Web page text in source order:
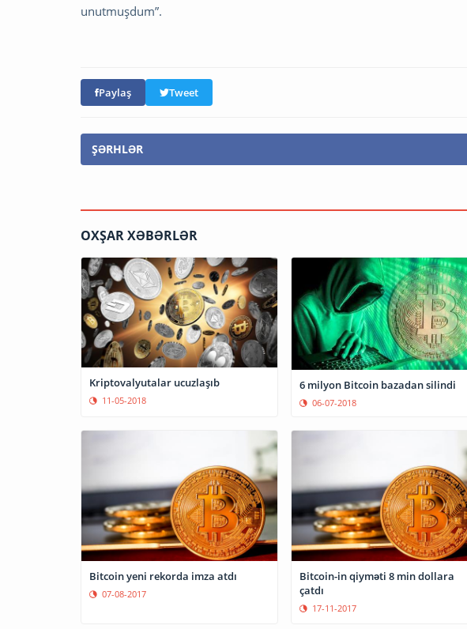
unutmuşdum”.
Paylaş Tweet
ŞƏRHLƏR
OXŞAR XƏBƏRLƏR
Kriptovalyutalar ucuzlaşıb
11-05-2018
6 milyon Bitcoin bazadan silindi
06-07-2018
Bitcoin yeni rekorda imza atdı
07-08-2017
Bitcoin-in qiyməti 8 min dollara
çatdı
17-11-2017